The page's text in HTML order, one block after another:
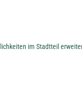
im Stadtteil